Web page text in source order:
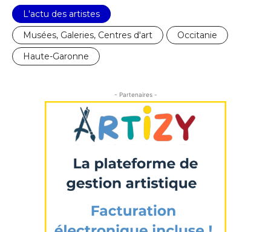
L'actu des artistes
Musées, Galeries, Centres d'art
Occitanie
Haute-Garonne
- Partenaires -